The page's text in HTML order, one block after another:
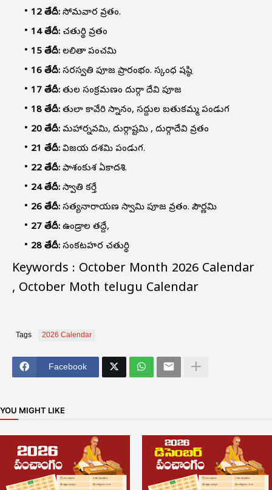
12 తేదీ: సోమవార వ్రతం.
14 తేదీ: చతుర్థి వ్రతం
15 తేదీ: లలితా పంచమి
16 తేదీ: సరస్వతి పూజ ప్రారంభం. స్కంధ షష్ఠి
17 తేదీ: తుల సంక్రమణం దుర్గా దేవి పూజ
18 తేదీ: తులా కావేరి స్నానం, సద్దుల బతుకమ్మ పండుగ
20 తేదీ: మహార్నవమి, దుర్గాష్టమి , దుర్గాదేవి వ్రతం
21 తేదీ: విజయ దశమి పండుగ.
22 తేదీ: పాశంకుశ ఏకాదశి.
24 తేదీ: స్వాతి కర్తే
26 తేదీ: సత్యనారాయణ స్వామి పూజ వ్రతం. పౌర్ణమి
27 తేదీ: ఉండ్రాల తద్దే,
28 తేదీ: సంకటహర చతుర్థి
Keywords : October Month 2026 Calendar
, October Moth telugu Calendar
Tags 2026 Calendar
Facebook
YOU MIGHT LIKE